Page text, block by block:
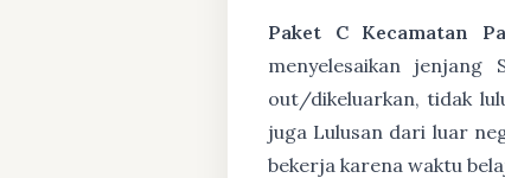
Paket C Kecamatan
menyelesaikan
out/dikeluarkan, tidak
juga Lulusan dari luar
bekerja karena waktu